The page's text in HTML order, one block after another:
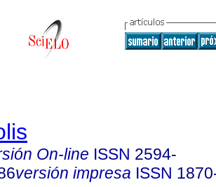
On-line ISSN 2594-
versión impresa ISSN